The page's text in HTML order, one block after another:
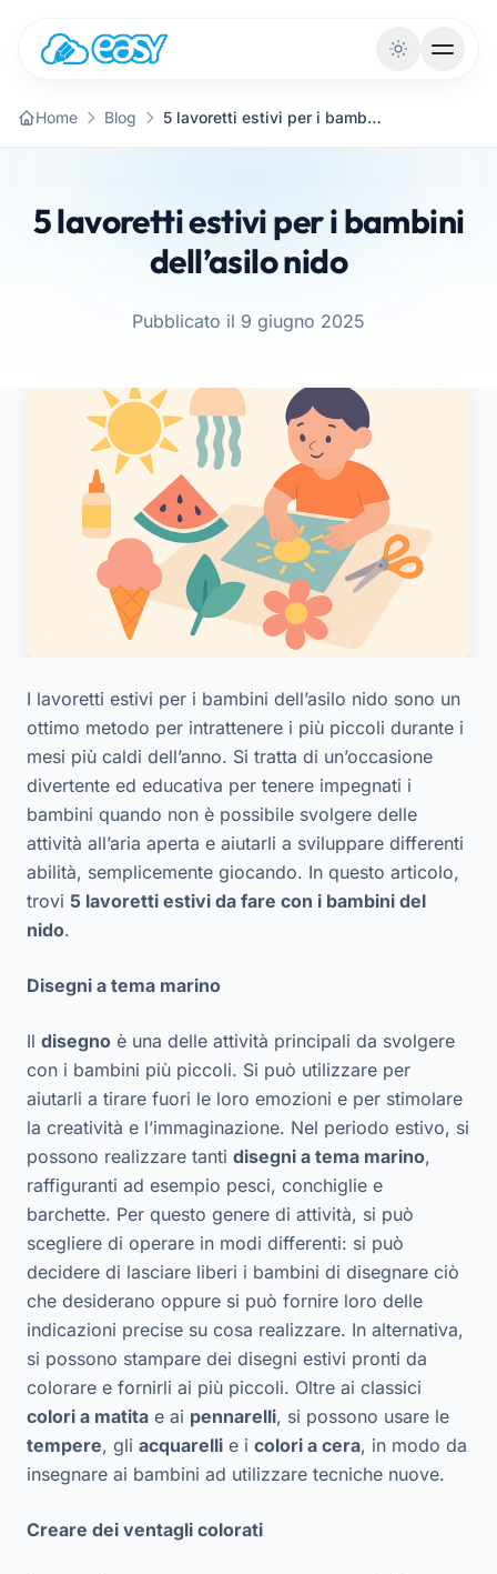
Home Blog 5 lavoretti estivi per i bambini dell’asilo nido
5 lavoretti estivi per i bambini
dell’asilo nido
Pubblicato il 9 giugno 2025
I lavoretti estivi per i bambini dell’asilo nido sono un
ottimo metodo per intrattenere i più piccoli durante i
mesi più caldi dell’anno. Si tratta di un’occasione
divertente ed educativa per tenere impegnati i
bambini quando non è possibile svolgere delle
attività all’aria aperta e aiutarli a sviluppare differenti
abilità, semplicemente giocando. In questo articolo,
trovi 5 lavoretti estivi da fare con i bambini del
nido.
Disegni a tema marino
Il disegno è una delle attività principali da svolgere
con i bambini più piccoli. Si può utilizzare per
aiutarli a tirare fuori le loro emozioni e per stimolare
la creatività e l’immaginazione. Nel periodo estivo, si
possono realizzare tanti disegni a tema marino,
raffiguranti ad esempio pesci, conchiglie e
barchette. Per questo genere di attività, si può
scegliere di operare in modi differenti: si può
decidere di lasciare liberi i bambini di disegnare ciò
che desiderano oppure si può fornire loro delle
indicazioni precise su cosa realizzare. In alternativa,
si possono stampare dei disegni estivi pronti da
colorare e fornirli ai più piccoli. Oltre ai classici
colori a matita e ai pennarelli, si possono usare le
tempere, gli acquarelli e i colori a cera, in modo da
insegnare ai bambini ad utilizzare tecniche nuove.
Creare dei ventagli colorati